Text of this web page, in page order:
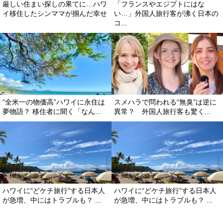
厳しい住まい探しの果てに…ハワ
イ移住したシンママが掴んだ幸せ
「フランスやエジプトにはな
い…」外国人旅行客が沸く日本の
コ...
“全米一の物価高”ハワイに永住は
夢物語？ 移住者に聞く「なん...
スメハラで問われる“無臭”は逆に
異常？ 外国人旅行客も驚く...
ハワイに“どケチ旅行”する日本人
が急増、中にはトラブルも？ ...
ハワイに“どケチ旅行”する日本人
が急増、中にはトラブルも？ ...